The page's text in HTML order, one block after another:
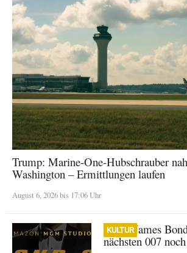
Trump: Marine-One-Hubschrauber
Washington – Ermittlungen laufen
August 6, 2026 bis 17:06 Uhr
KULTUR
Neuer James
nächsten 007